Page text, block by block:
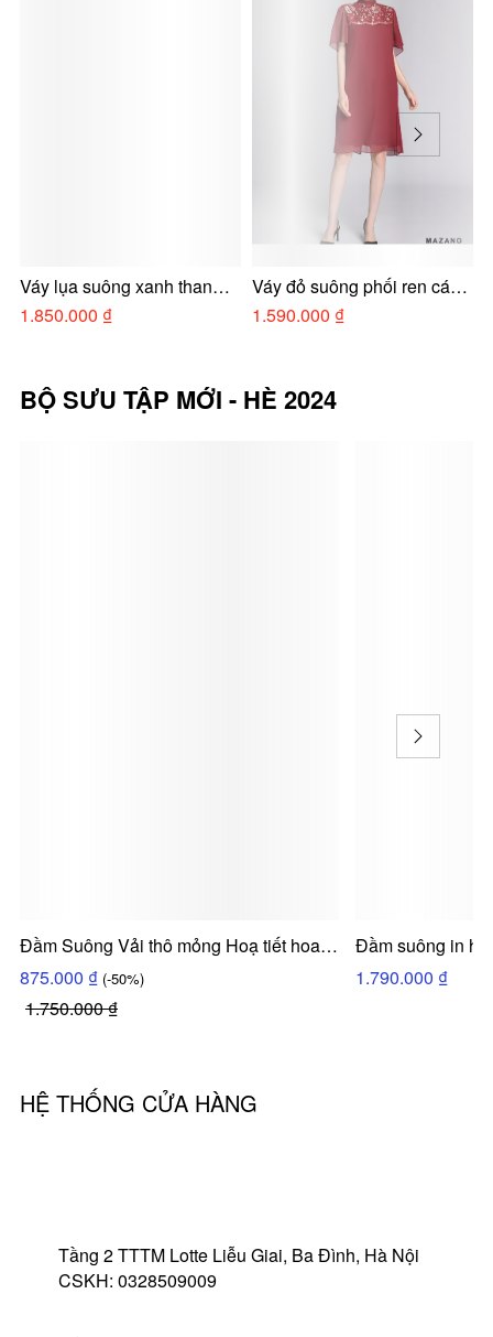
Váy lụa suông xanh than
họa tiết hoa cổ tim
1.850.000 ₫
Váy đỏ suông phối ren cách
điệu
1.590.000 ₫
BỘ SƯU TẬP MỚI - HÈ 2024
Đầm Suông Vải thô mỏng Hoạ tiết hoa in
hoa chìm bố cục Cổ tròn Tay lỡ Dài đến
bắp chân VA165IXD 24MC0VA165IXD
875.000 ₫ (-50%)
1.750.000 ₫
Đầm suông in
24HC0VA142IXD
1.790.000 ₫
HỆ THỐNG CỬA HÀNG
Tầng 2 TTTM Lotte Liễu Giai, Ba Đình, Hà Nội
CSKH: 0328509009